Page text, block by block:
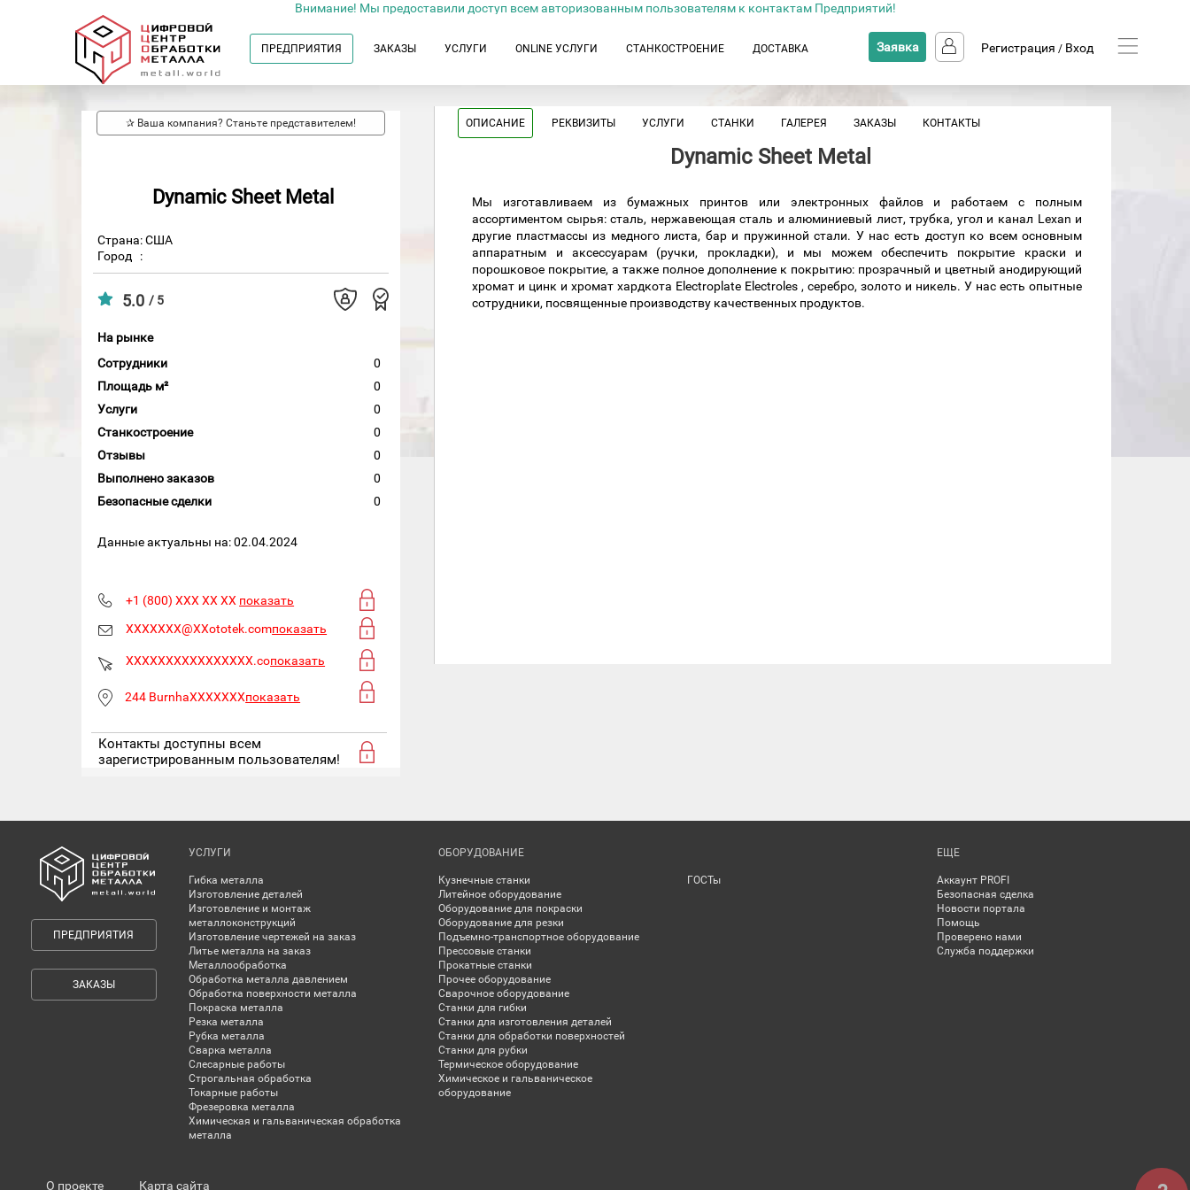
Внимание! Мы предоставили доступ всем авторизованным пользователям к контактам Предприятий!
ПРЕДПРИЯТИЯ ЗАКАЗЫ УСЛУГИ ONLINE УСЛУГИ СТАНКОСТРОЕНИЕ ДОСТАВКА Заявка Регистрация / Вход
✰ Ваша компания? Станьте представителем!
Dynamic Sheet Metal
Страна: США
Город
:
5.0 / 5
На рынке
Сотрудники
0
Площадь м²
0
Услуги
0
Станкостроение
0
Отзывы
0
Выполнено заказов
0
Безопасные сделки
0
Данные актуальны на: 02.04.2024
+1 (800) XXX XX XX показать
XXXXXXX@XXototek.comпоказать
XXXXXXXXXXXXXXXX.coпоказать
244 BurnhaXXXXXXXпоказать
Контакты доступны всем
зарегистрированным пользователям!
ОПИСАНИЕ РЕКВИЗИТЫ УСЛУГИ СТАНКИ ГАЛЕРЕЯ ЗАКАЗЫ КОНТАКТЫ
Dynamic Sheet Metal
Мы изготавливаем из бумажных принтов или электронных файлов и работаем с полным
ассортиментом сырья: сталь, нержавеющая сталь и алюминиевый лист, трубка, угол и канал Lexan и
другие пластмассы из медного листа, бар и пружинной стали. У нас есть доступ ко всем основным
аппаратным и аксессуарам (ручки, прокладки), и мы можем обеспечить покрытие краски и
порошковое покрытие, а также полное дополнение к покрытию: прозрачный и цветный анодирующий
хромат и цинк и хромат хардкота Electroplate Electroles , серебро, золото и никель. У нас есть опытные
сотрудники, посвященные производству качественных продуктов.
ПРЕДПРИЯТИЯ
ЗАКАЗЫ
УСЛУГИ
Гибка металла
Изготовление деталей
Изготовление и монтаж
металлоконструкций
Изготовление чертежей на заказ
Литье металла на заказ
Металлообработка
Обработка металла давлением
Обработка поверхности металла
Покраска металла
Резка металла
Рубка металла
Сварка металла
Слесарные работы
Строгальная обработка
Токарные работы
Фрезеровка металла
Химическая и гальваническая обработка
металла
ОБОРУДОВАНИЕ
Кузнечные станки
Литейное оборудование
Оборудование для покраски
Оборудование для резки
Подъемно-транспортное оборудование
Прессовые станки
Прокатные станки
Прочее оборудование
Сварочное оборудование
Станки для гибки
Станки для изготовления деталей
Станки для обработки поверхностей
Станки для рубки
Термическое оборудование
Химическое и гальваническое
оборудование
ГОСТы
ЕЩЕ
Аккаунт PROFI
Безопасная сделка
Новости портала
Помощь
Проверено нами
Служба поддержки
О проекте Карта сайта